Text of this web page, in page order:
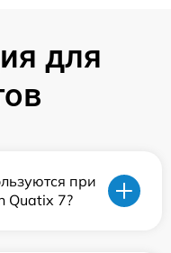
для
при
Quatix 7?